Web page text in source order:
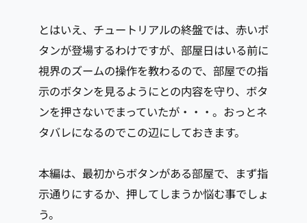
とはいえ、チュートリアルの終盤では、赤いボ
タンが登場するわけですが、部屋日はいる前に
視界のズームの操作を教わるので、部屋での指
示のボタンを見るようにとの内容を守り、ボタ
ンを押さないでまっていたが・・・。おっとネ
タバレになるのでこの辺にしておきます。
本編は、最初からボタンがある部屋で、まず指
示通りにするか、押してしまうか悩む事でしょ
う。